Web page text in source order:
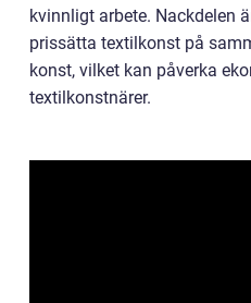
kvinnligt arbete. Nackdelen
prissätta textilkonst på
konst, vilket kan påverka
textilkonstnärer.